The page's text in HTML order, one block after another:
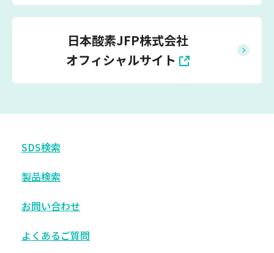
日本酸素JFP株式会社
オフィシャルサイト
SDS検索
製品検索
お問い合わせ
よくあるご質問